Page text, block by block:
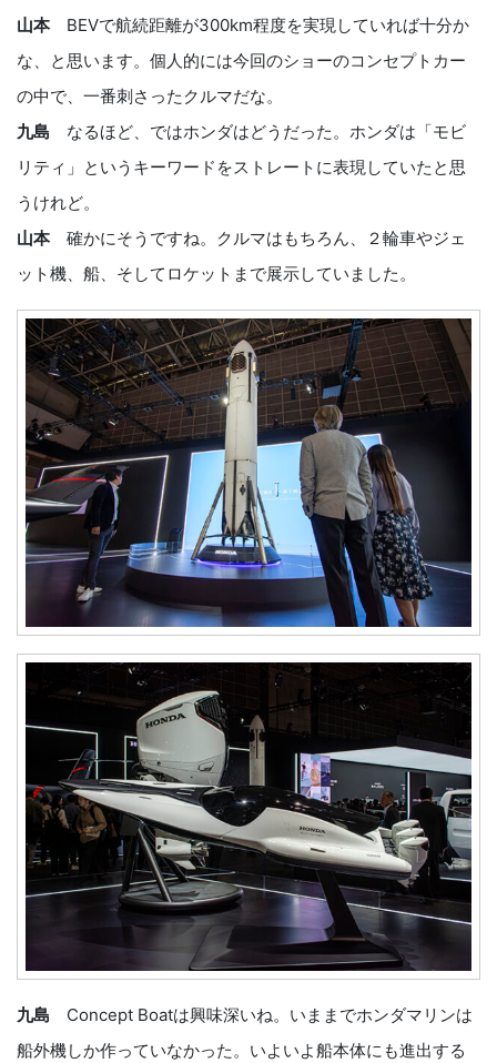
山本BEVで航続距離が300km程度を実現していれば十分か
な、と思います。個人的には今回のショーのコンセプトカー
の中で、一番刺さったクルマだな。
九島 なるほど、ではホンダはどうだった。ホンダは「モビ
リティ」というキーワードをストレートに表現していたと思
うけれど。
山本確かにそうですね。クルマはもちろん、２輪車やジェ
ット機、船、そしてロケットまで展示していました。
九島 Concept Boatは興味深いね。いままでホンダマリンは
船外機しか作っていなかった。いよいよ船本体にも進出する